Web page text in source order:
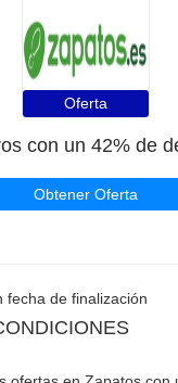
Oferta
Obtener Oferta
fecha de finalización